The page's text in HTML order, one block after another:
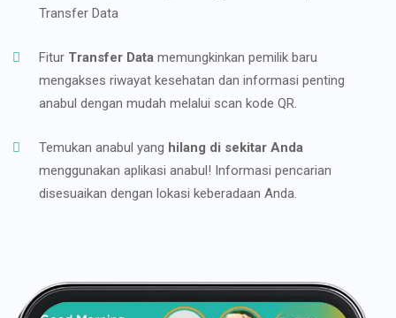
Transfer Data
Fitur Transfer Data memungkinkan pemilik baru
mengakses riwayat kesehatan dan informasi penting
anabul dengan mudah melalui scan kode QR.
Temukan anabul yang hilang di sekitar Anda
menggunakan aplikasi anabul! Informasi pencarian
disesuaikan dengan lokasi keberadaan Anda.